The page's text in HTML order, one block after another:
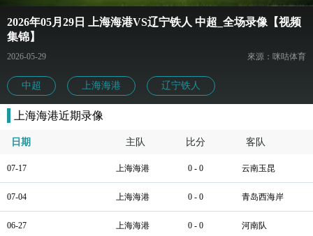
2026年05月29日 上海海港VS辽宁铁人 中超_全场录像【视频
集锦】
2026-05-29 來源：咪咕体育
中超 上海海港 辽宁铁人
上海海港近期录像
日期 主队 比分 客队
07-17 上海海港 0 - 0 云南玉昆
07-04 上海海港 0 - 0 青岛西海岸
06-27 上海海港 0 - 0 河南队